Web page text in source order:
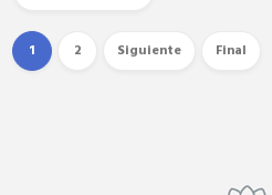
1 2 Siguiente Final